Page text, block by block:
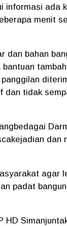
informasi ada
menit
dan bahan
tidak
dan
agar
padat
HD